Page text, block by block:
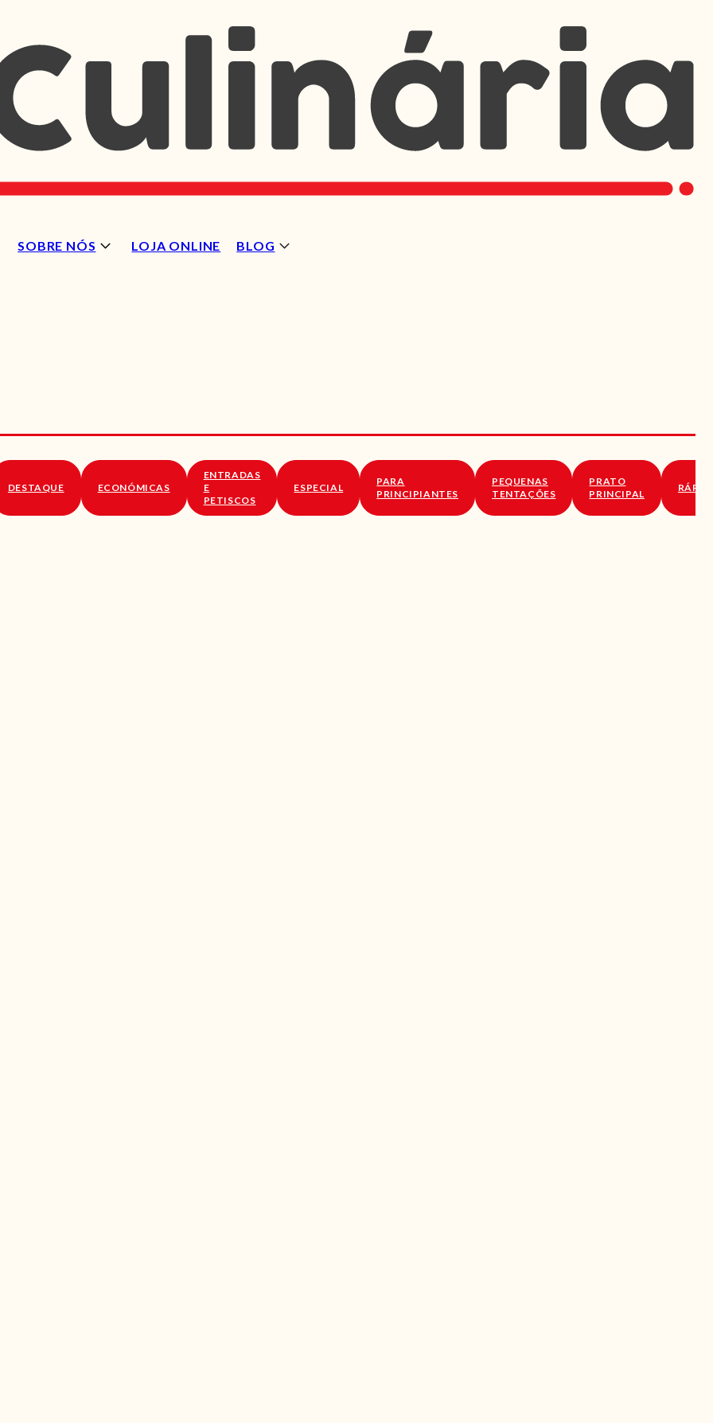
SOBRE NÓS LOJA ONLINE BLOG
SOBRE NÓS
DESTAQUE ECONÓMICAS
ENTRADAS
E
PETISCOS
ESPECIAL
PARA
PRINCIPIANTES
PEQUENAS
TENTAÇÕES
PRATO
PRINCIPAL